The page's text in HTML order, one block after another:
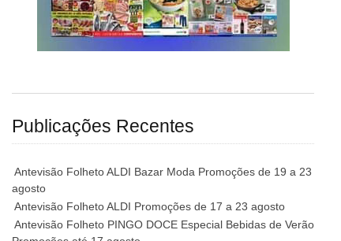
Publicações Recentes
Antevisão Folheto ALDI Bazar Moda Promoções de 19 a 23
agosto
Antevisão Folheto ALDI Promoções de 17 a 23 agosto
Antevisão Folheto PINGO DOCE Especial Bebidas de Verão